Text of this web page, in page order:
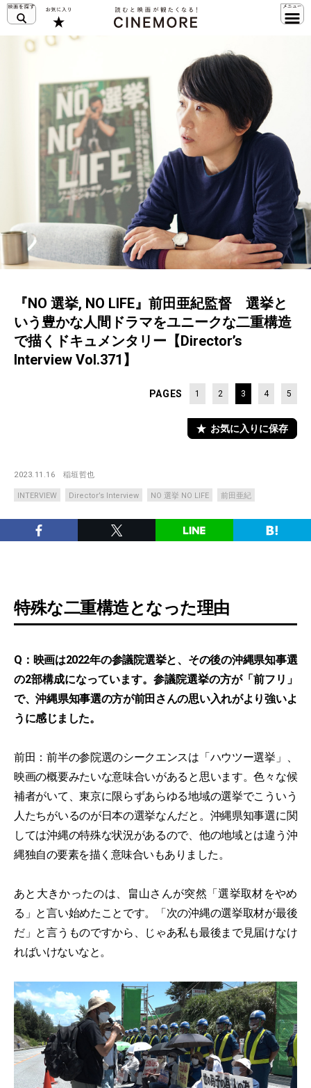
『NO 選挙, NO LIFE』前田亜紀監督 選挙と
いう豊かな人間ドラマをユニークな二重構造
で描くドキュメンタリー【Director’s
Interview Vol.371】
PAGES 1 2 3 4 5
お気に入りに保存
2023.11.16 稲垣哲也
INTERVIEW Director’s Interview NO 選挙 NO LIFE 前田亜紀
特殊な二重構造となった理由
Q：映画は2022年の参議院選挙と、その後の沖縄県知事選
の2部構成になっています。参議院選挙の方が「前フリ」
で、沖縄県知事選の方が前田さんの思い入れがより強いよ
うに感じました。
前田：前半の参院選のシークエンスは「ハウツー選挙」、
映画の概要みたいな意味合いがあると思います。色々な候
補者がいて、東京に限らずあらゆる地域の選挙でこういう
人たちがいるのが日本の選挙なんだと。沖縄県知事選に関
しては沖縄の特殊な状況があるので、他の地域とは違う沖
縄独自の要素を描く意味合いもありました。
あと大きかったのは、畠山さんが突然「選挙取材をやめ
る」と言い始めたことです。「次の沖縄の選挙取材が最後
だ」と言うものですから、じゃあ私も最後まで見届けなけ
ればいけないなと。